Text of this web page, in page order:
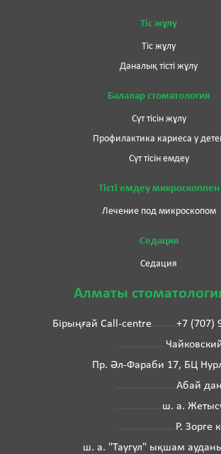
Тіс жұлу
Тіс жұлу
Даналық тісті жұлу
Балалар стоматология
Сүт тісін жұлу
Профилактика кариеса у
Сүт тісін емдеу
Тісті емдеу микроскоппен
Лечение под микроскопом
Седация
Седация
Алматы
Бірыңғай Call-centre
+7 (707)
Пр. Әл-Фараби 17, БЦ
Абай
ш. а.
Р. Зорге
ш. а. "Таугүл" ықшам